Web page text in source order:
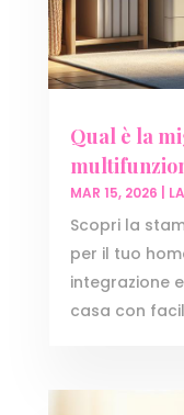
Qual è la
MAR 15, 2026
Scopri la
per il tuo
integrazione
casa con